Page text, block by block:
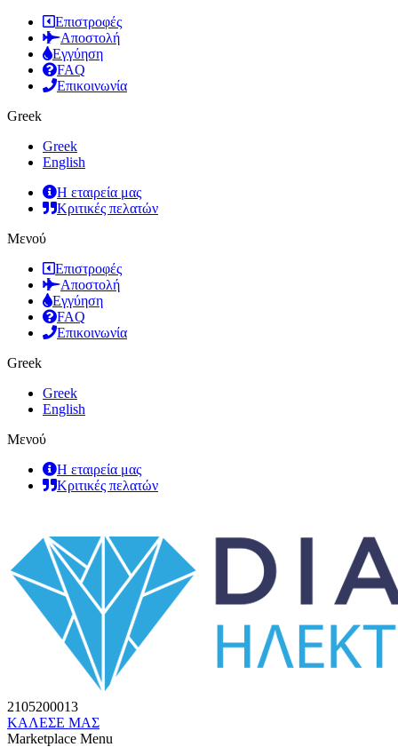
Επιστροφές
Αποστολή
Εγγύηση
FAQ
Επικοινωνία
Greek
Greek
English
Η εταιρεία μας
Κριτικές πελατών
Μενού
Επιστροφές
Αποστολή
Εγγύηση
FAQ
Επικοινωνία
Greek
Greek
English
Μενού
Η εταιρεία μας
Κριτικές πελατών
2105200013
ΚΑΛΕΣΕ ΜΑΣ
Marketplace Menu